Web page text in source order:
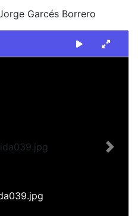
Garcés Borrero
Next